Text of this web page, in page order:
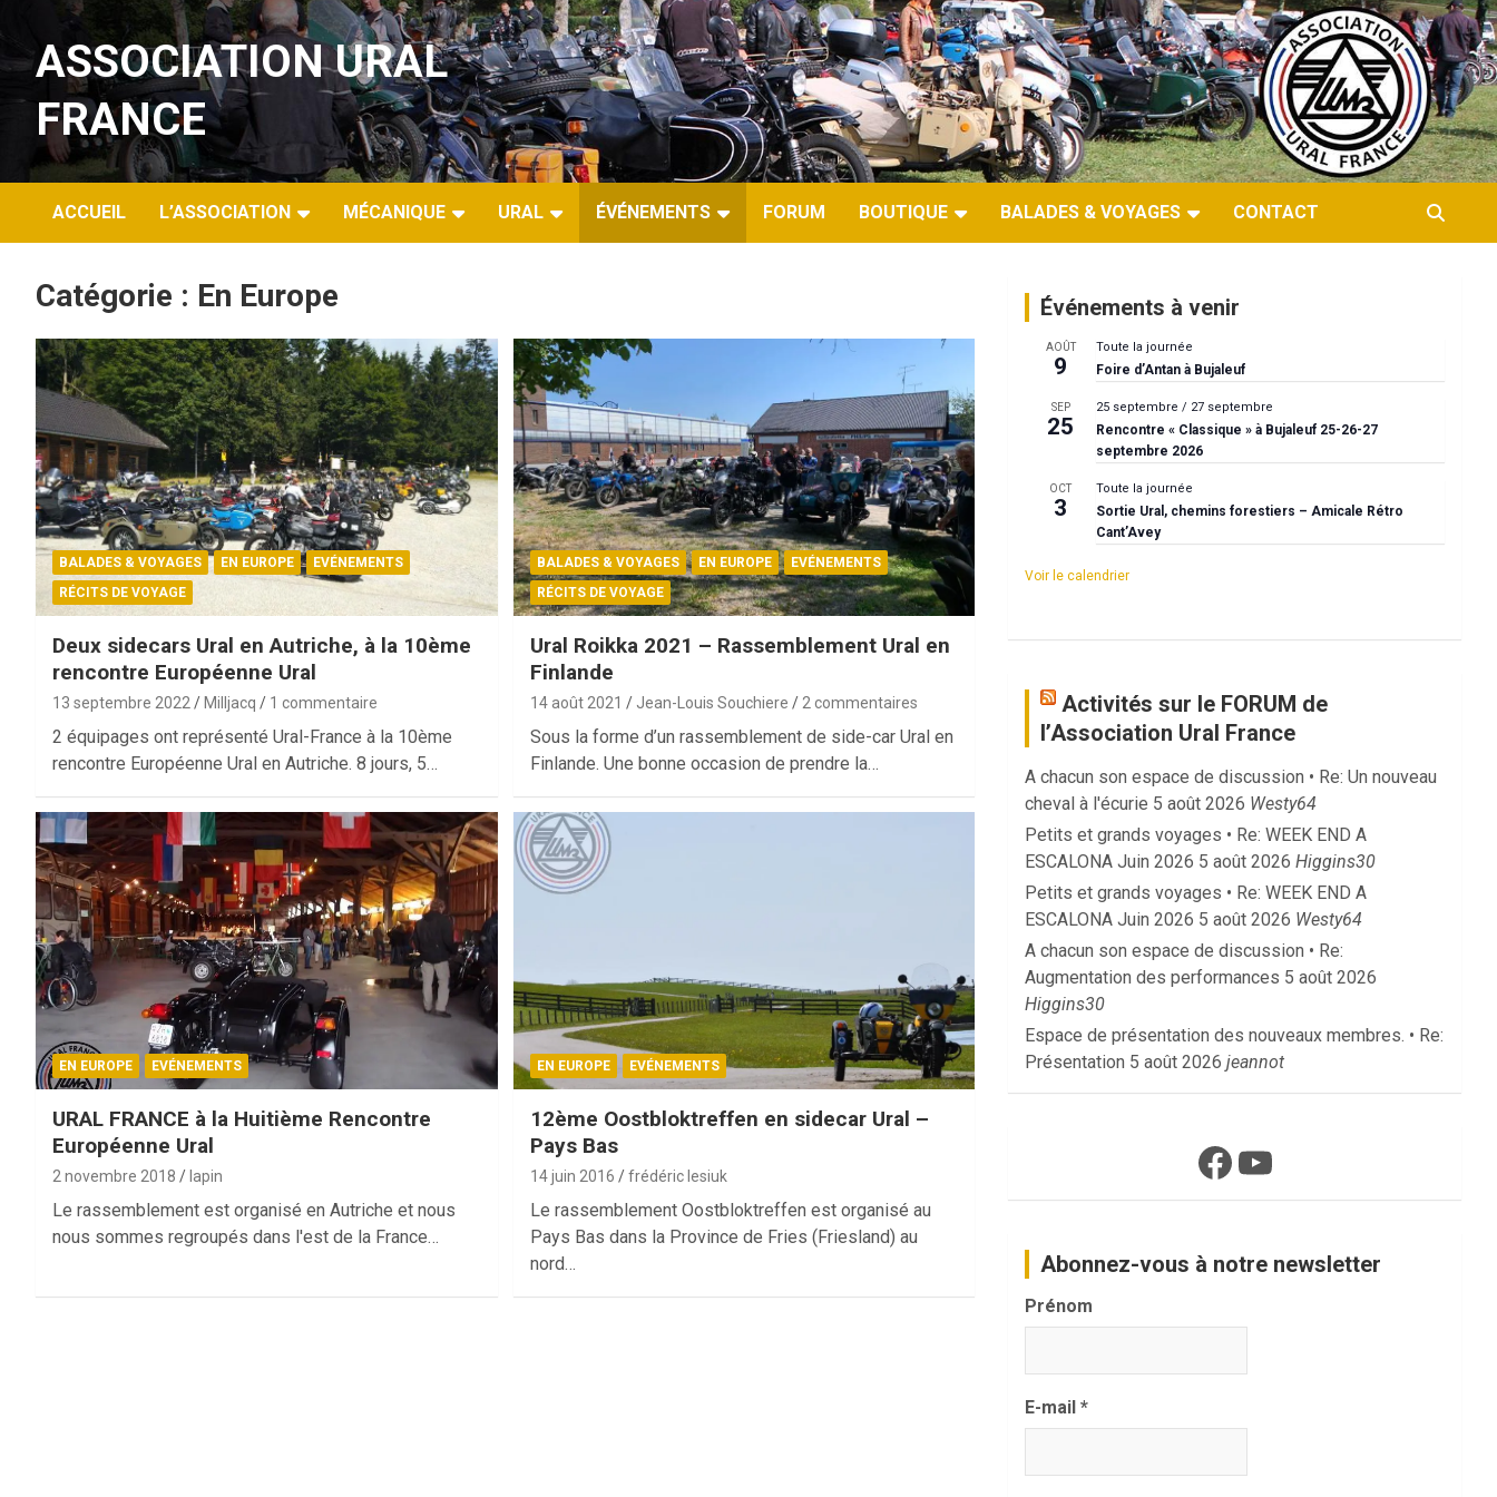
au
contenuASSOCIATION URAL
FRANCE
ACCUEIL L’ASSOCIATION MÉCANIQUE URAL ÉVÉNEMENTS FORUM BOUTIQUE BALADES & VOYAGES CONTACT
Catégorie : En Europe
BALADES & VOYAGES EN EUROPE
EVÉNEMENTS
RÉCITS DE VOYAGE
Deux sidecars Ural en Autriche, à la 10ème
rencontre Européenne Ural
13 septembre 2022 Milljacq 1 commentaire
2 équipages ont représenté Ural-France à la 10ème
rencontre Européenne Ural en Autriche. 8 jours, 5…
BALADES & VOYAGES EN EUROPE
EVÉNEMENTS
RÉCITS DE VOYAGE
Ural Roikka 2021 – Rassemblement Ural en
Finlande
14 août 2021 Jean-Louis Souchiere 2 commentaires
Sous la forme d’un rassemblement de side-car Ural en
Finlande. Une bonne occasion de prendre la…
EN EUROPE EVÉNEMENTS
URAL FRANCE à la Huitième Rencontre
Européenne Ural
2 novembre 2018 lapin
Le rassemblement est organisé en Autriche et nous
nous sommes regroupés dans l'est de la France…
EN EUROPE EVÉNEMENTS
12ème Oostbloktreffen en sidecar Ural –
Pays Bas
14 juin 2016 frédéric lesiuk
Le rassemblement Oostbloktreffen est organisé au
Pays Bas dans la Province de Fries (Friesland) au
nord…
Événements à venir
AOÛT
9
Toute la journée
Foire d’Antan à Bujaleuf
SEP
25
25 septembre / 27 septembre
Rencontre « Classique » à Bujaleuf 25-26-27
septembre 2026
OCT
3
Toute la journée
Sortie Ural, chemins forestiers – Amicale Rétro
Cant’Avey
Voir le calendrier
Activités sur le FORUM de
l’Association Ural France
A chacun son espace de discussion • Re: Un nouveau
cheval à l'écurie 5 août 2026 Westy64
Petits et grands voyages • Re: WEEK END A
ESCALONA Juin 2026 5 août 2026 Higgins30
Petits et grands voyages • Re: WEEK END A
ESCALONA Juin 2026 5 août 2026 Westy64
A chacun son espace de discussion • Re:
Augmentation des performances 5 août 2026
Higgins30
Espace de présentation des nouveaux membres. • Re:
Présentation 5 août 2026 jeannot
Facebook
YouTube
Abonnez-vous à notre newsletter
Prénom
E-mail*